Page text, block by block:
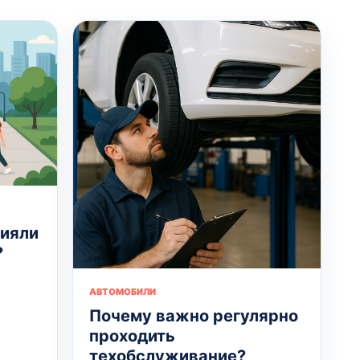
АВТОМОБИЛИ
Почему важно регулярно
проходить
техобслуживание?